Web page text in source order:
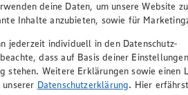
deine Daten, um unsere Website zu
Inhalte anzubieten, sowie für
jederzeit individuell in den Datenschutz-
dass auf Basis deiner
stehen. Weitere Erklärungen sowie einen
Datenschutzerklärung. Hier